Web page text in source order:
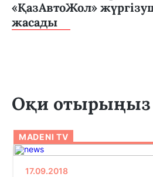
«ҚазАвтоЖол»
жасады
Оқи отырыңыз
MADENI TV
17.09.2018